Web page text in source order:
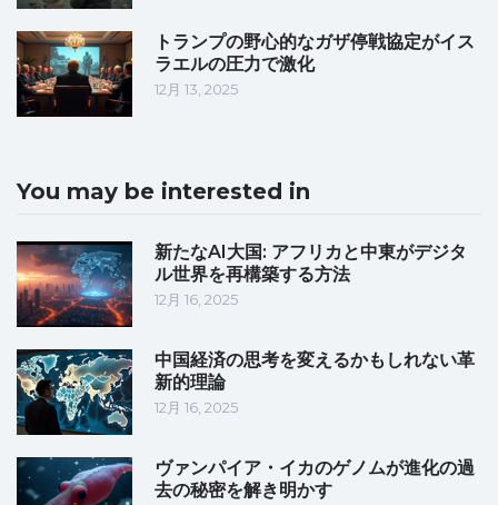
トランプの野心的なガザ停戦協定がイス
ラエルの圧力で激化
12月 13, 2025
You may be interested in
新たなAI大国: アフリカと中東がデジタ
ル世界を再構築する方法
12月 16, 2025
中国経済の思考を変えるかもしれない革
新的理論
12月 16, 2025
ヴァンパイア・イカのゲノムが進化の過
去の秘密を解き明かす